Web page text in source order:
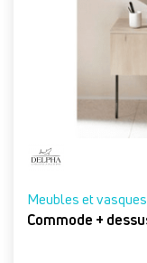
Meubles et vasques